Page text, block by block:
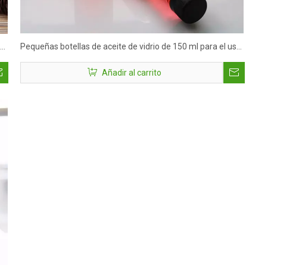
Pequeñas botellas de aceite de vidrio de 150 ml para el uso
de la cocina de aceite de cocción de salsa
Añadir al carrito